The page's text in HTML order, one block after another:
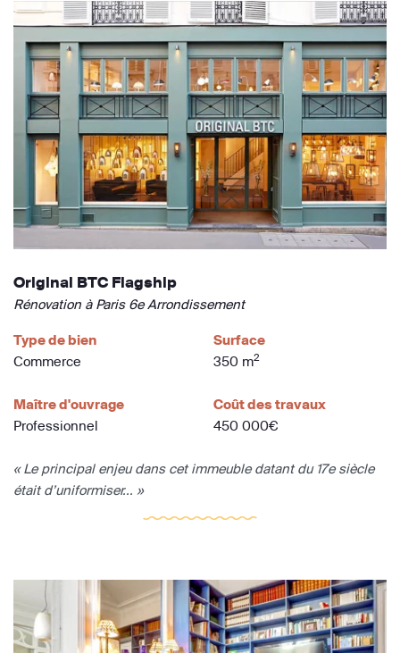
Original BTC Flagship
Rénovation à Paris 6e Arrondissement
Type de bien
Commerce
Surface
350 m2
Maître d'ouvrage
Professionnel
Coût des travaux
450 000€
« Le principal enjeu dans cet immeuble datant du 17e siècle
était d’uniformiser... »